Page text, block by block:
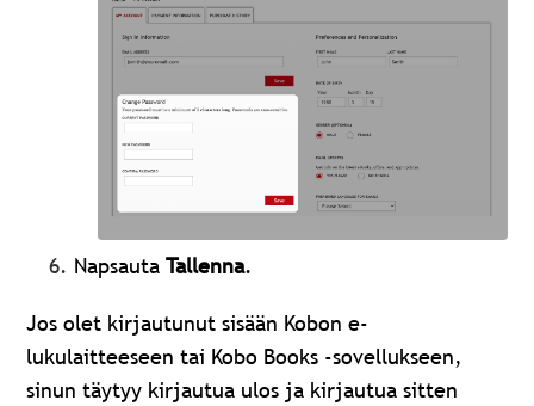
NapsautaTallenna.
Jos olet kirjautunut sisään Kobon e-
lukulaitteeseen tai Kobo Books -sovellukseen,
sinun täytyy kirjautua ulos ja kirjautua sitten